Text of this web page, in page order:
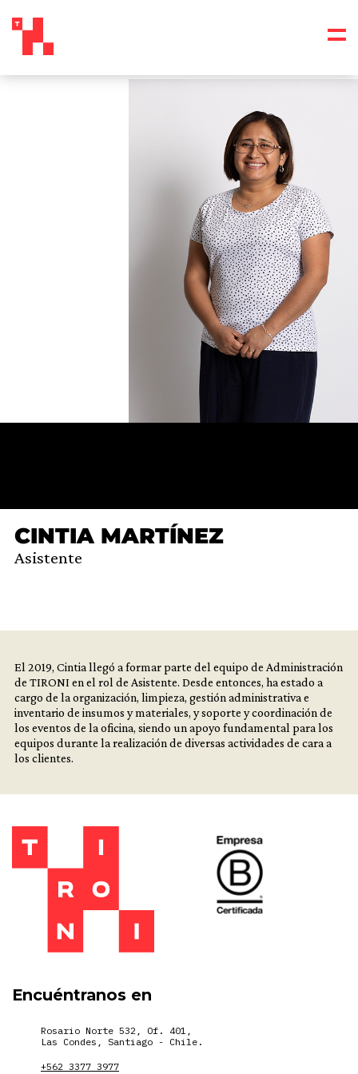
CINTIA MARTÍNEZ
Asistente
El 2019, Cintia llegó a formar parte del equipo de Administración
de TIRONI en el rol de Asistente. Desde entonces, ha estado a
cargo de la organización, limpieza, gestión administrativa e
inventario de insumos y materiales, y soporte y coordinación de
los eventos de la oficina, siendo un apoyo fundamental para los
equipos durante la realización de diversas actividades de cara a
los clientes.
Encuéntranos en
Rosario Norte 532, Of. 401,
Las Condes, Santiago - Chile.
+562 3377 3977